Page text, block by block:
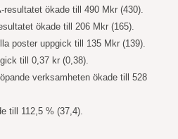
ökade till 490 Mkr (430).
ökade till 206 Mkr (165).
poster uppgick till 135 Mkr (139).
till 0,37 kr (0,38).
verksamheten ökade till 528
till 112,5 % (37,4).